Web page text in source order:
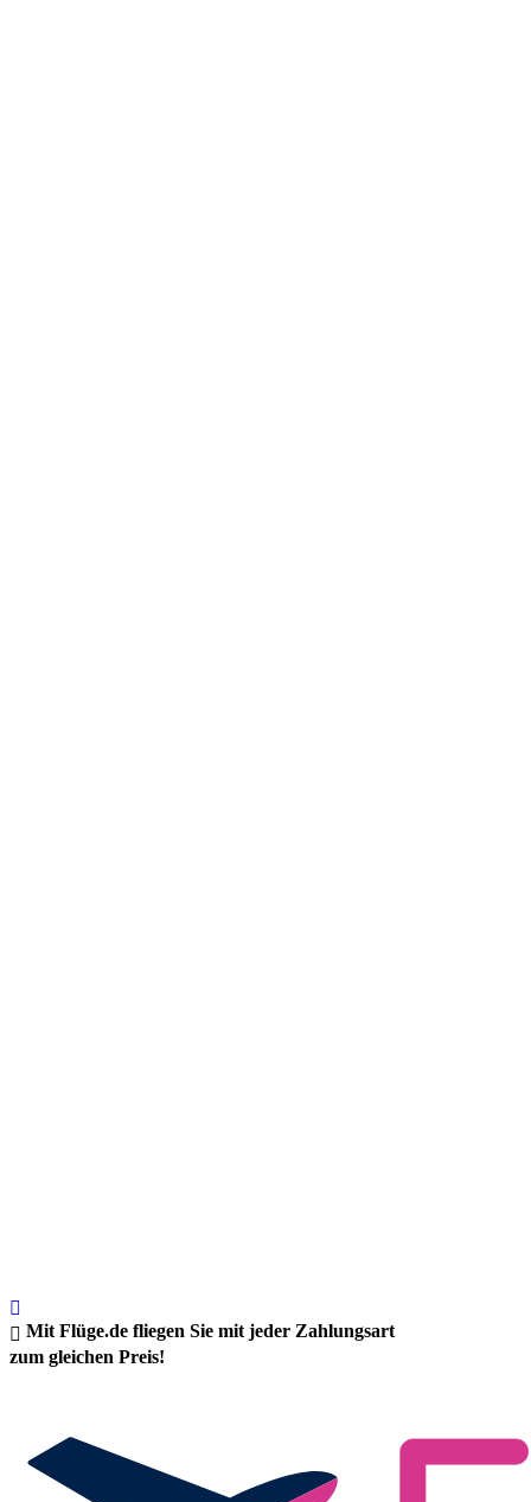
Mit Flüge.de fliegen Sie mit jeder Zahlungsart
zum gleichen Preis!